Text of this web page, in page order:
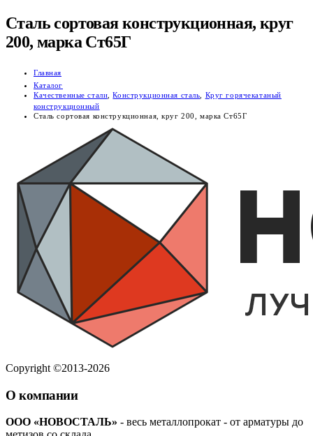
Сталь сортовая конструкционная, круг
200, марка Ст65Г
Главная
Каталог
Качественные стали ,Конструкционная сталь
Круг горячекатаный
конструкционный
Сталь сортовая конструкционная, круг 200, марка Ст65Г
Copyright ©2013-2026
О компании
ООО «НОВОСТАЛЬ» - весь металлопрокат - от арматуры до